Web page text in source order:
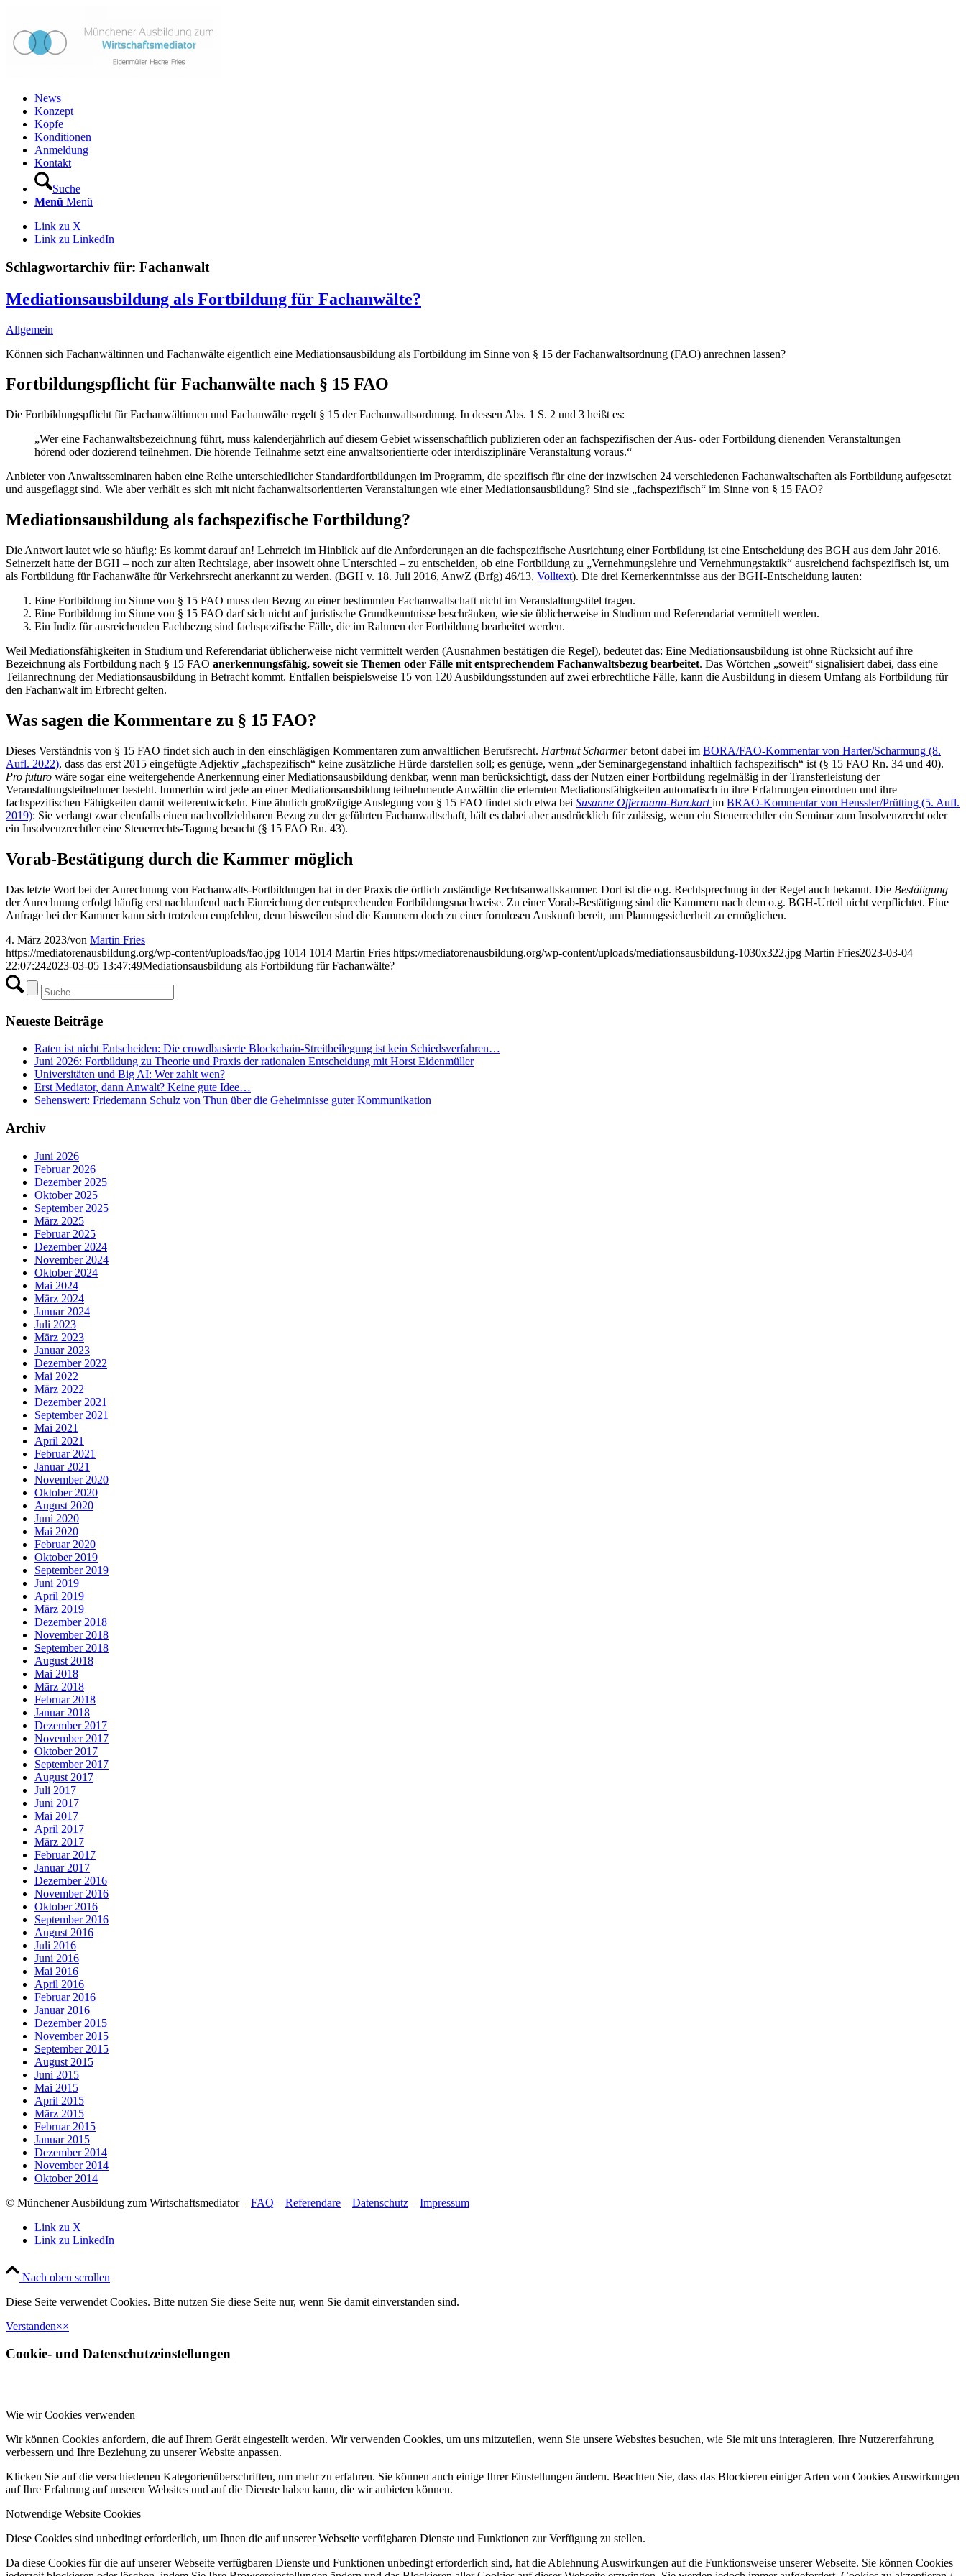
News
Konzept
Köpfe
Konditionen
Anmeldung
Kontakt
Suche
Menü Menü
Link zu X
Link zu LinkedIn
Schlagwortarchiv für: Fachanwalt
Mediationsausbildung als Fortbildung für Fachanwälte?
Allgemein
Können sich Fachanwältinnen und Fachanwälte eigentlich eine Mediationsausbildung als Fortbildung im Sinne von § 15 der Fachanwaltsordnung (FAO) anrechnen lassen?
Fortbildungspflicht für Fachanwälte nach § 15 FAO
Die Fortbildungspflicht für Fachanwältinnen und Fachanwälte regelt § 15 der Fachanwaltsordnung. In dessen Abs. 1 S. 2 und 3 heißt es:
„Wer eine Fachanwaltsbezeichnung führt, muss kalenderjährlich auf diesem Gebiet wissenschaftlich publizieren oder an fachspezifischen der Aus- oder Fortbildung dienenden Veranstaltungen
hörend oder dozierend teilnehmen. Die hörende Teilnahme setzt eine anwaltsorientierte oder interdisziplinäre Veranstaltung voraus.“
Anbieter von Anwaltsseminaren haben eine Reihe unterschiedlicher Standardfortbildungen im Programm, die spezifisch für eine der inzwischen 24 verschiedenen Fachanwaltschaften als Fortbildung aufgesetzt
und ausgeflaggt sind. Wie aber verhält es sich mit nicht fachanwaltsorientierten Veranstaltungen wie einer Mediationsausbildung? Sind sie „fachspezifisch“ im Sinne von § 15 FAO?
Mediationsausbildung als fachspezifische Fortbildung?
Die Antwort lautet wie so häufig: Es kommt darauf an! Lehrreich im Hinblick auf die Anforderungen an die fachspezifische Ausrichtung einer Fortbildung ist eine Entscheidung des BGH aus dem Jahr 2016.
Seinerzeit hatte der BGH – noch zur alten Rechtslage, aber insoweit ohne Unterschied – zu entscheiden, ob eine Fortbildung zu „Vernehmungslehre und Vernehmungstaktik“ ausreichend fachspezifisch ist, um
als Fortbildung für Fachanwälte für Verkehrsrecht anerkannt zu werden. (BGH v. 18. Juli 2016, AnwZ (Brfg) 46/13, Volltext). Die drei Kernerkenntnisse aus der BGH-Entscheidung lauten:
Eine Fortbildung im Sinne von § 15 FAO muss den Bezug zu einer bestimmten Fachanwaltschaft nicht im Veranstaltungstitel tragen.
Eine Fortbildung im Sinne von § 15 FAO darf sich nicht auf juristische Grundkenntnisse beschränken, wie sie üblicherweise in Studium und Referendariat vermittelt werden.
Ein Indiz für ausreichenden Fachbezug sind fachspezifische Fälle, die im Rahmen der Fortbildung bearbeitet werden.
Weil Mediationsfähigkeiten in Studium und Referendariat üblicherweise nicht vermittelt werden (Ausnahmen bestätigen die Regel), bedeutet das: Eine Mediationsausbildung ist ohne Rücksicht auf ihre
Bezeichnung als Fortbildung nach § 15 FAO anerkennungsfähig, soweit sie Themen oder Fälle mit entsprechendem Fachanwaltsbezug bearbeitet. Das Wörtchen „soweit“ signalisiert dabei, dass eine
Teilanrechnung der Mediationsausbildung in Betracht kommt. Entfallen beispielsweise 15 von 120 Ausbildungsstunden auf zwei erbrechtliche Fälle, kann die Ausbildung in diesem Umfang als Fortbildung für
den Fachanwalt im Erbrecht gelten.
Was sagen die Kommentare zu § 15 FAO?
Dieses Verständnis von § 15 FAO findet sich auch in den einschlägigen Kommentaren zum anwaltlichen Berufsrecht. Hartmut Scharmerbetont dabei im BORA/FAO-Kommentar von Harter/Scharmung (8.
Aufl. 2022), dass das erst 2015 eingefügte Adjektiv „fachspezifisch“ keine zusätzliche Hürde darstellen soll; es genüge, wenn „der Seminargegenstand inhaltlich fachspezifisch“ ist (§ 15 FAO Rn. 34 und 40).
Pro futuro wäre sogar eine weitergehende Anerkennung einer Mediationsausbildung denkbar, wenn man berücksichtigt, dass der Nutzen einer Fortbildung regelmäßig in der Transferleistung der
Veranstaltungsteilnehmer besteht. Immerhin wird jede an einer Mediationsausbildung teilnehmende Anwältin die erlernten Mediationsfähigkeiten automatisch in ihre Erfahrungen einordnen und ihre
fachspezifischen Fähigkeiten damit weiterentwickeln. Eine ähnlich großzügige Auslegung von § 15 FAO findet sich etwa bei Susanne Offermann-Burckartim BRAO-Kommentar von Henssler/Prütting (5. Aufl.
2019): Sie verlangt zwar ebenfalls einen nachvollziehbaren Bezug zu der geführten Fachanwaltschaft, hält es dabei aber ausdrücklich für zulässig, wenn ein Steuerrechtler ein Seminar zum Insolvenzrecht oder
ein Insolvenzrechtler eine Steuerrechts-Tagung besucht (§ 15 FAO Rn. 43).
Vorab-Bestätigung durch die Kammer möglich
Das letzte Wort bei der Anrechnung von Fachanwalts-Fortbildungen hat in der Praxis die örtlich zuständige Rechtsanwaltskammer. Dort ist die o.g. Rechtsprechung in der Regel auch bekannt. Die Bestätigung
der Anrechnung erfolgt häufig erst nachlaufend nach Einreichung der entsprechenden Fortbildungsnachweise. Zu einer Vorab-Bestätigung sind die Kammern nach dem o.g. BGH-Urteil nicht verpflichtet. Eine
Anfrage bei der Kammer kann sich trotzdem empfehlen, denn bisweilen sind die Kammern doch zu einer formlosen Auskunft bereit, um Planungssicherheit zu ermöglichen.
4. März 2023/von Martin Fries
https://mediatorenausbildung.org/wp-content/uploads/fao.jpg 1014 1014 Martin Fries https://mediatorenausbildung.org/wp-content/uploads/mediationsausbildung-1030x322.jpg Martin Fries2023-03-04
22:07:242023-03-05 13:47:49Mediationsausbildung als Fortbildung für Fachanwälte?
Neueste Beiträge
Raten ist nicht Entscheiden: Die crowdbasierte Blockchain-Streitbeilegung ist kein Schiedsverfahren…
Juni 2026: Fortbildung zu Theorie und Praxis der rationalen Entscheidung mit Horst Eidenmüller
Universitäten und Big AI: Wer zahlt wen?
Erst Mediator, dann Anwalt? Keine gute Idee…
Sehenswert: Friedemann Schulz von Thun über die Geheimnisse guter Kommunikation
Archiv
Juni 2026
Februar 2026
Dezember 2025
Oktober 2025
September 2025
März 2025
Februar 2025
Dezember 2024
November 2024
Oktober 2024
Mai 2024
März 2024
Januar 2024
Juli 2023
März 2023
Januar 2023
Dezember 2022
Mai 2022
März 2022
Dezember 2021
September 2021
Mai 2021
April 2021
Februar 2021
Januar 2021
November 2020
Oktober 2020
August 2020
Juni 2020
Mai 2020
Februar 2020
Oktober 2019
September 2019
Juni 2019
April 2019
März 2019
Dezember 2018
November 2018
September 2018
August 2018
Mai 2018
März 2018
Februar 2018
Januar 2018
Dezember 2017
November 2017
Oktober 2017
September 2017
August 2017
Juli 2017
Juni 2017
Mai 2017
April 2017
März 2017
Februar 2017
Januar 2017
Dezember 2016
November 2016
Oktober 2016
September 2016
August 2016
Juli 2016
Juni 2016
Mai 2016
April 2016
Februar 2016
Januar 2016
Dezember 2015
November 2015
September 2015
August 2015
Juni 2015
Mai 2015
April 2015
März 2015
Februar 2015
Januar 2015
Dezember 2014
November 2014
Oktober 2014
© Münchener Ausbildung zum Wirtschaftsmediator – FAQ – Referendare – Datenschutz – Impressum
Link zu X
Link zu LinkedIn
Nach oben scrollen
Diese Seite verwendet Cookies. Bitte nutzen Sie diese Seite nur, wenn Sie damit einverstanden sind.
Verstanden××
Cookie- und Datenschutzeinstellungen
Wie wir Cookies verwenden
Wir können Cookies anfordern, die auf Ihrem Gerät eingestellt werden. Wir verwenden Cookies, um uns mitzuteilen, wenn Sie unsere Websites besuchen, wie Sie mit uns interagieren, Ihre Nutzererfahrung
verbessern und Ihre Beziehung zu unserer Website anpassen.
Klicken Sie auf die verschiedenen Kategorienüberschriften, um mehr zu erfahren. Sie können auch einige Ihrer Einstellungen ändern. Beachten Sie, dass das Blockieren einiger Arten von Cookies Auswirkungen
auf Ihre Erfahrung auf unseren Websites und auf die Dienste haben kann, die wir anbieten können.
Notwendige Website Cookies
Diese Cookies sind unbedingt erforderlich, um Ihnen die auf unserer Webseite verfügbaren Dienste und Funktionen zur Verfügung zu stellen.
Da diese Cookies für die auf unserer Webseite verfügbaren Dienste und Funktionen unbedingt erforderlich sind, hat die Ablehnung Auswirkungen auf die Funktionsweise unserer Webseite. Sie können Cookies